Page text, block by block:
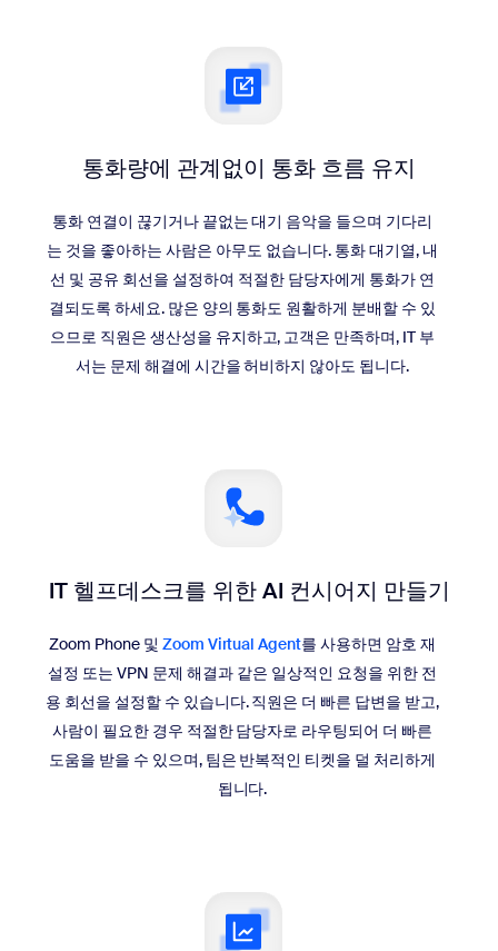
통화량에 관계없이 통화 흐름 유지
통화 연결이 끊기거나 끝없는 대기 음악을 들으며 기다리
는 것을 좋아하는 사람은 아무도 없습니다. 통화 대기열, 내
선 및 공유 회선을 설정하여 적절한 담당자에게 통화가 연
결되도록 하세요. 많은 양의 통화도 원활하게 분배할 수 있
으므로 직원은 생산성을 유지하고, 고객은 만족하며, IT 부
서는 문제 해결에 시간을 허비하지 않아도 됩니다.
IT 헬프데스크를 위한AI 컨시어지 만들기
Zoom Phone 및 Zoom Virtual Agent를 사용하면 암호 재
설정 또는 VPN 문제 해결과 같은 일상적인 요청을 위한 전
용 회선을 설정할 수 있습니다. 직원은 더 빠른 답변을 받고,
사람이 필요한 경우 적절한 담당자로 라우팅되어 더 빠른
도움을 받을 수 있으며, 팀은 반복적인 티켓을 덜 처리하게
됩니다.